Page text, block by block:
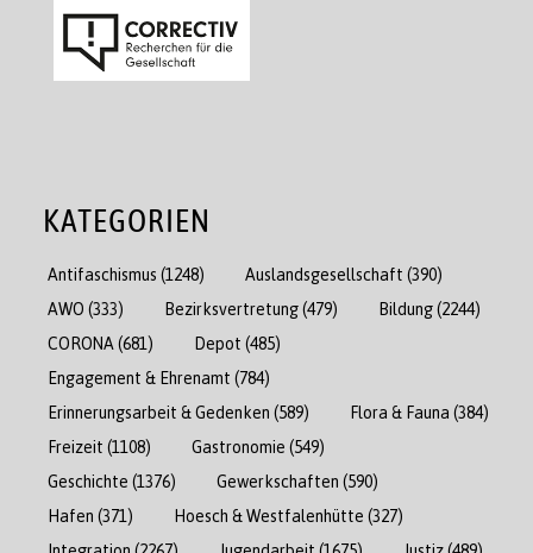
KATEGORIEN
Antifaschismus (1248) Auslandsgesellschaft (390)
AWO (333) Bezirksvertretung(479) Bildung(2244)
CORONA (681) Depot (485)
Engagement & Ehrenamt (784)
Erinnerungsarbeit & Gedenken (589) Flora & Fauna (384)
Freizeit (1108) Gastronomie (549)
Geschichte (1376) Gewerkschaften (590)
Hafen (371) Hoesch & Westfalenhütte (327)